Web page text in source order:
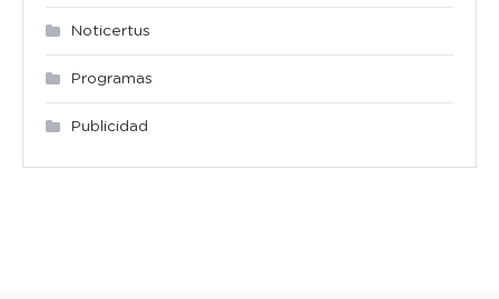
Noticertus
Programas
Publicidad